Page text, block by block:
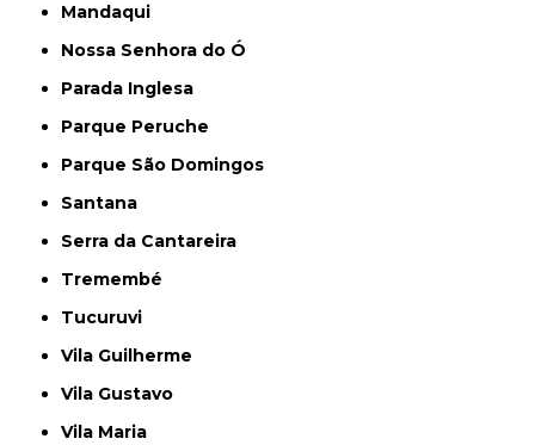
Mandaqui
Nossa Senhora do Ó
Parada Inglesa
Parque Peruche
Parque São Domingos
Santana
Serra da Cantareira
Tremembé
Tucuruvi
Vila Guilherme
Vila Gustavo
Vila Maria